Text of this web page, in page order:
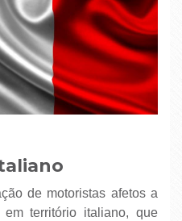
de motoristas afetos a
território italiano, que